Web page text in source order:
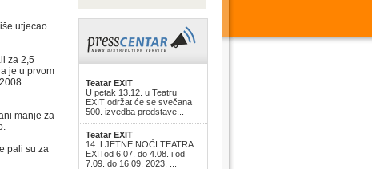
utjecao
za 2,5
je u prvom
manje za
pali su za
Teatar EXIT
U petak 13.12. u Teatru
EXIT održat će se svečana
500. izvedba predstave...
Teatar EXIT
14. LJETNE NOĆI TEATRA
EXITod 6.07. do 4.08. i od
7.09. do 16.09. 2023. ...